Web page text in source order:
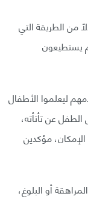
من الطريقة التي
يستطيعون
ليعلموا الأطفال
عن تأتأته،
مؤكدين
أو البلوغ،